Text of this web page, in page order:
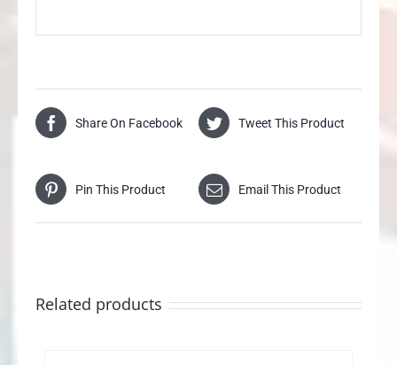
Share On Facebook Tweet This Product
Pin This Product Email This Product
Related products